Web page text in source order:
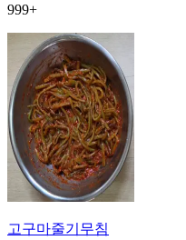
999+
고구마줄기무침